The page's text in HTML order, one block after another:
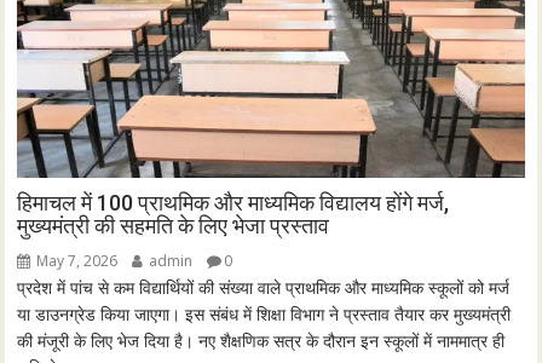
हिमाचल में 100 प्राथमिक और माध्यमिक विद्यालय होंगे मर्ज,
मुख्यमंत्री की सहमति के लिए भेजा प्रस्ताव
May 7, 2026 admin 0
प्रदेश में पांच से कम विद्यार्थियों की संख्या वाले प्राथमिक और माध्यमिक स्कूलों को मर्ज
या डाउनग्रेड किया जाएगा। इस संबंध में शिक्षा विभाग ने प्रस्ताव तैयार कर मुख्यमंत्री
की मंजूरी के लिए भेज दिया है। नए शैक्षणिक सत्र के दौरान इन स्कूलों में नाममात्र ही